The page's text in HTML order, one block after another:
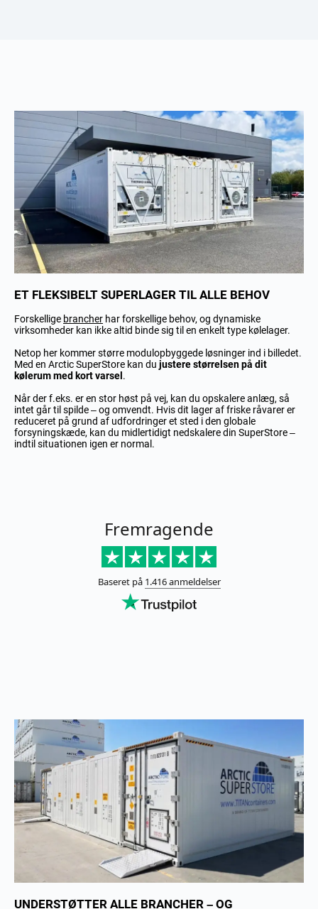
ET FLEKSIBELT SUPERLAGER TIL ALLE BEHOV
Forskellige brancher har forskellige behov, og dynamiske
virksomheder kan ikke altid binde sig til en enkelt type kølelager.
Netop her kommer større modulopbyggede løsninger ind i billedet.
Med en Arctic SuperStore kan du justere størrelsen på dit
kølerum med kort varsel .
Når der f.eks. er en stor høst på vej, kan du opskalere anlæg, så
intet går til spilde – og omvendt. Hvis dit lager af friske råvarer er
reduceret på grund af udfordringer et sted i den globale
forsyningskæde, kan du midlertidigt nedskalere din SuperStore –
indtil situationen igen er normal.
UNDERSTØTTER ALLE BRANCHER – OG